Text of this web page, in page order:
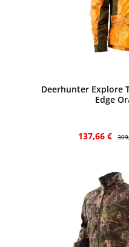
Deerhunter Explore
Edge
137,66 €